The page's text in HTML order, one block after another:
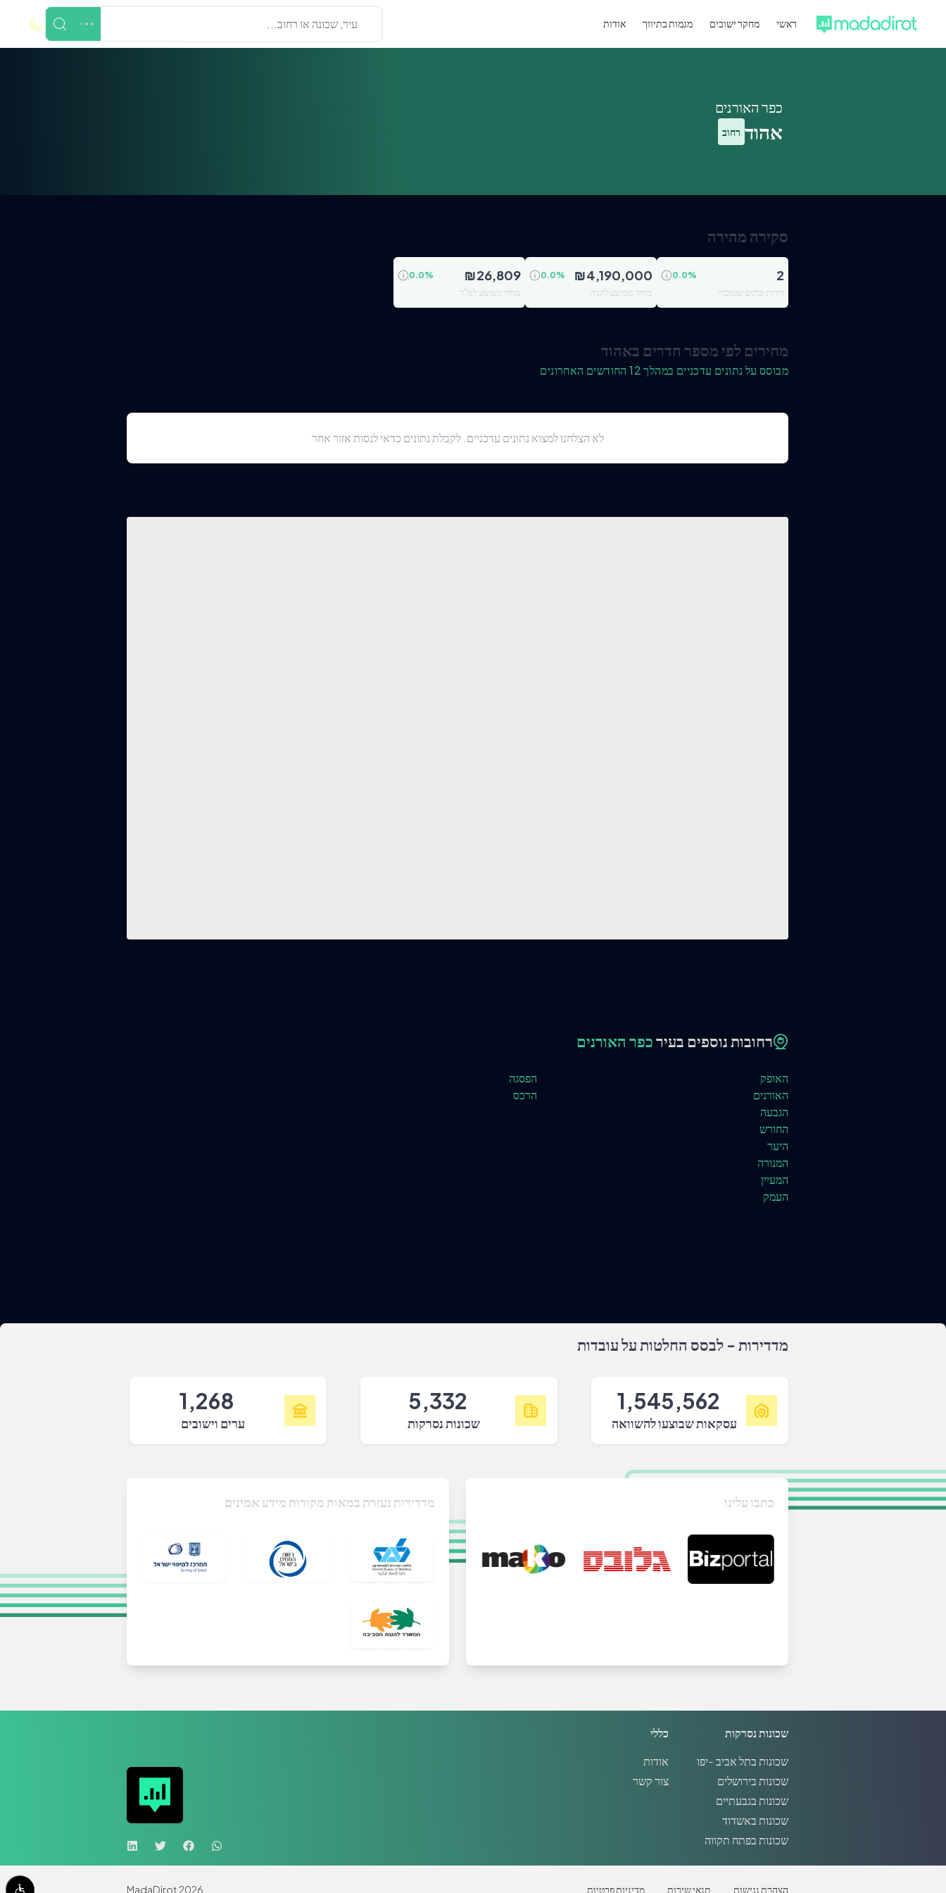
ראשי מחקר ישובים מגמות בתיווך אודות עיר, שכונה או רחוב...
כפר האורנים
אהוד רחוב
סקירה מהירה
2
0.0%
דירות ובתים שנמכרו
₪4,190,000
0.0%
מחיר ממוצע לקניה
₪26,809
0.0%
מחיר ממוצע למ"ר
מחירים לפי מספר חדרים באהוד
מבוסס על נתונים עדכניים במהלך 12 החודשים האחרונים
לא הצלחנו למצוא נתונים עדכניים. לקבלת נתונים כדאי לנסות אזור אחר
רחובות נוספים בעירכפר האורנים
האופק
האורנים
הגבעה
החורש
היער
המנורה
המעיין
העמק
הפסגה
הרכס
מדדירות - לבסס החלטות על עובדות
1,268
ערים וישובים
5,332
שכונות נסרקות
1,545,562
עסקאות שבוצעו להשוואה
מדדירות נעזרת במאות מקורות מידע אמינים כתבו עלינו
כללי
אודות
צור קשר
שכונות נסרקות
שכונות בתל אביב -יפו
שכונות בירושלים
שכונות בגבעתיים
שכונות באשדוד
שכונות בפתח תקווה
MadaDirot2026 הצהרת נגישות תנאי שירות מדיניות פרטיות